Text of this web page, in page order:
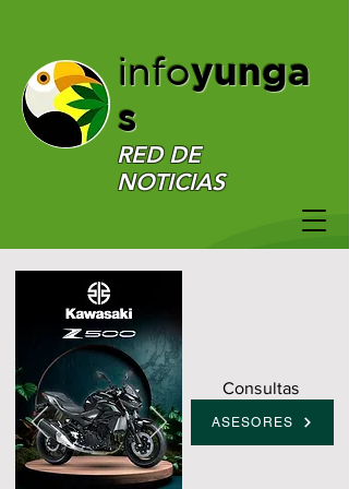
infoyunga
s
RED DE
NOTICIAS
Consultas
ASESORES